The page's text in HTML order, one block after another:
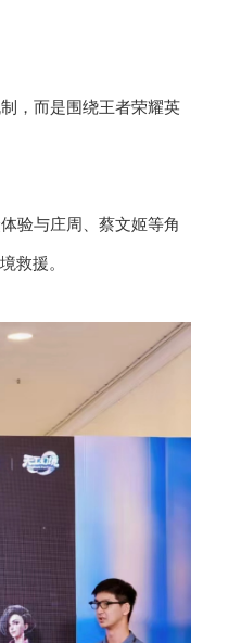
，而是围绕王者荣耀英
验与庄周、蔡文姬等角
救援。